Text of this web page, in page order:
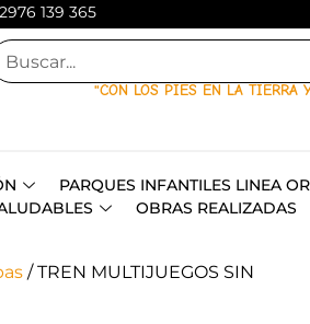
976 139 365
"CON LOS PIES EN LA TIERRA
PARQUES INFANTILES LINEA
OBRAS REALIZADAS
/ TREN MULTIJUEGOS SIN